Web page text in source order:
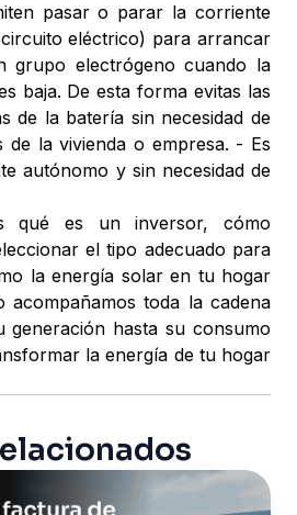
pasar o parar la corriente
eléctrico) para arrancar
grupo electrógeno cuando la
baja. De esta forma evitas las
de la batería sin necesidad de
de la vivienda o empresa. - Es
autónomo y sin necesidad de
qué es un inversor, cómo
el tipo adecuado para
la energía solar en tu hogar
acompañamos toda la cadena
generación hasta su consumo
la energía de tu hogar